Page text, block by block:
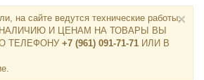
на сайте ведутся технические работы.
И ЦЕНАМ НА ТОВАРЫ ВЫ
ТЕЛЕФОНУ +7 (961) 091-71-71 ИЛИ В
×